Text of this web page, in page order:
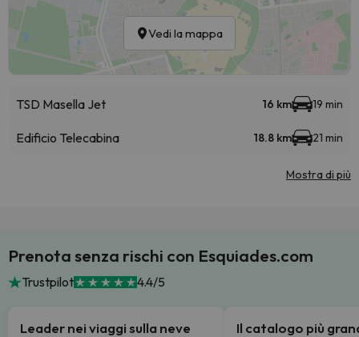
Vedi la mappa
TSD Masella Jet 16 km 19 min
Edificio Telecabina 18.8 km 21 min
Mostra di più
Prenota senza rischi con Esquiades.com
Trustpilot 4.4/5
Leader nei viaggi sulla neve Il catalogo più